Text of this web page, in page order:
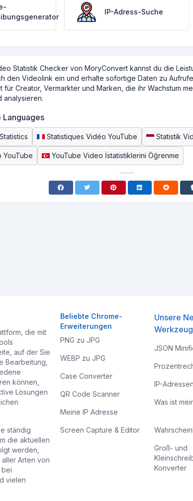
IP-Adress-Suche
Statistik Checker von MoryConvert kannst du die
den Videolink ein und erhalte sofortige Daten zu
für Creator, Vermarkter und Marken, die ihr Wachstum
analysieren.
Languages
Statistiques Vidéo YouTube Statistik
YouTube YouTube Video İstatistiklerini Öğrenme
die mit
auf der Sie
Bearbeitung,
können,
Lösungen
ständig
die aktuellen
werden,
Arten von
bei
vielen
Beliebte Chrome-
Erweiterungen
PNG zu JPG
WEBP zu JPG
Case Converter
QR Code Scanner
Meine IP Adresse
Screen Capture & Editor
Unsere
JSON
IP-
Was ist
Groß- und
Konverter